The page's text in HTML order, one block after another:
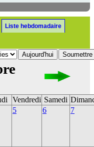
Liste hebdomadaire
Vendredi Samedi
5 6 7